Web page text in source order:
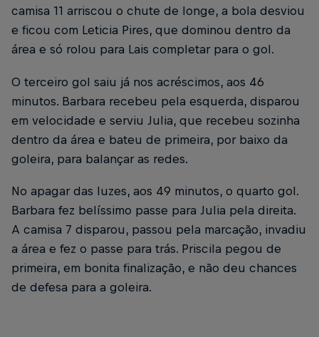
camisa 11 arriscou o chute de longe, a bola desviou
e ficou com Leticia Pires, que dominou dentro da
área e só rolou para Lais completar para o gol.
O terceiro gol saiu já nos acréscimos, aos 46
minutos. Barbara recebeu pela esquerda, disparou
em velocidade e serviu Julia, que recebeu sozinha
dentro da área e bateu de primeira, por baixo da
goleira, para balançar as redes.
No apagar das luzes, aos 49 minutos, o quarto gol.
Barbara fez belíssimo passe para Julia pela direita.
A camisa 7 disparou, passou pela marcação, invadiu
a área e fez o passe para trás. Priscila pegou de
primeira, em bonita finalização, e não deu chances
de defesa para a goleira.